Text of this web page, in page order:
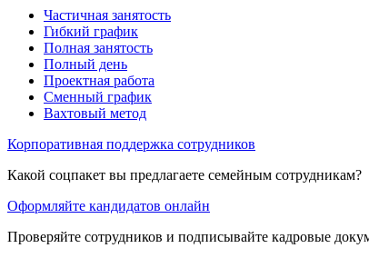
Частичная занятость
Гибкий график
Полная занятость
Полный день
Проектная работа
Сменный график
Вахтовый метод
Корпоративная поддержка сотрудников
Какой соцпакет вы предлагаете семейным сотрудникам?
Оформляйте кандидатов онлайн
Проверяйте сотрудников и подписывайте кадровые